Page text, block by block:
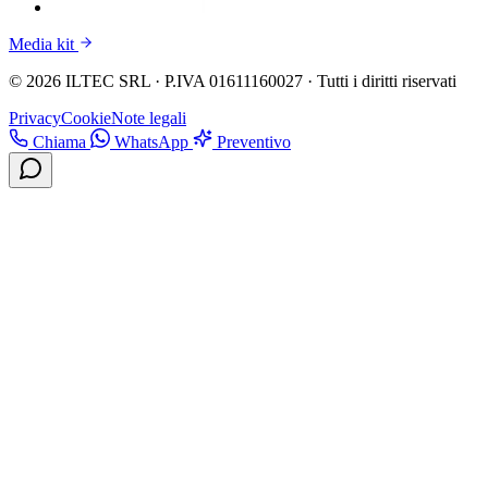
Media kit
© 2026 ILTEC SRL · P.IVA 01611160027 · Tutti i diritti riservati
PrivacyCookieNote legali
Chiama
WhatsApp Preventivo